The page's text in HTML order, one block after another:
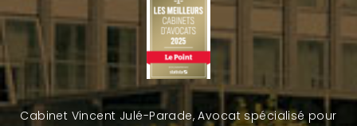
Cabinet Vincent Julé-Parade, Avocat spécialisé pour